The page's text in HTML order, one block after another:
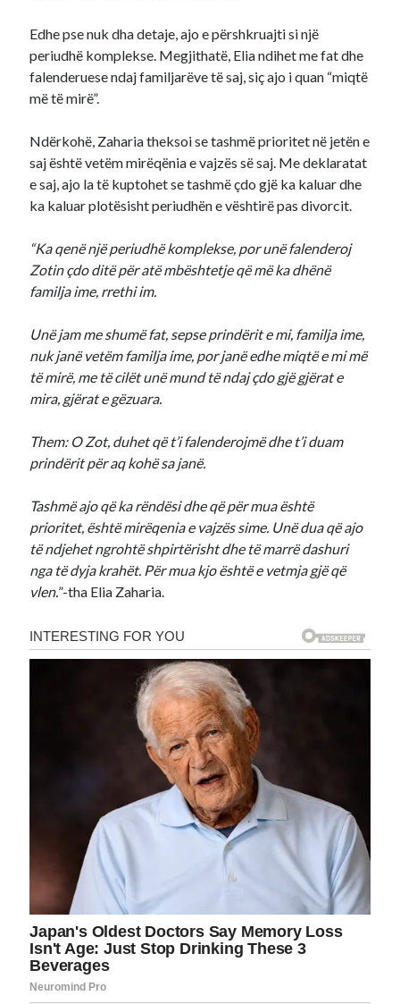
Edhe pse nuk dha detaje, ajo e përshkruajti si një
periudhë komplekse. Megjithatë, Elia ndihet me fat dhe
falenderuese ndaj familjarëve të saj, siç ajo i quan “miqtë
më të mirë”.
Ndërkohë, Zaharia theksoi se tashmë prioritet në jetën e
saj është vetëm mirëqënia e vajzës së saj. Me deklaratat
e saj, ajo la të kuptohet se tashmë çdo gjë ka kaluar dhe
ka kaluar plotësisht periudhën e vështirë pas divorcit.
“Ka qenë një periudhë komplekse, por unë falenderoj
Zotin çdo ditë për atë mbështetje që më ka dhënë
familja ime, rrethi im.
Unë jam me shumë fat, sepse prindërit e mi, familja ime,
nuk janë vetëm familja ime, por janë edhe miqtë e mi më
të mirë, me të cilët unë mund të ndaj çdo gjë gjërat e
mira, gjërat e gëzuara.
Them: O Zot, duhet që t’i falenderojmë dhe t’i duam
prindërit për aq kohë sa janë.
Tashmë ajo që ka rëndësi dhe që për mua është
prioritet, është mirëqenia e vajzës sime. Unë dua që ajo
të ndjehet ngrohtë shpirtërisht dhe të marrë dashuri
nga të dyja krahët. Për mua kjo është e vetmja gjë që
vlen.”-tha Elia Zaharia.